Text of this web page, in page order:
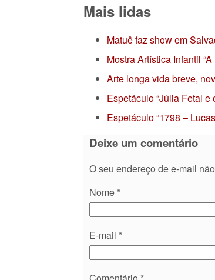
Mais lidas
Matuê faz show em
Mostra Artística Infantil
Arte longa vida breve,
Espetáculo “Júlia Fetal
Espetáculo “1798 –
Deixe um comentário
O seu endereço de e-mail
Nome *
E-mail *